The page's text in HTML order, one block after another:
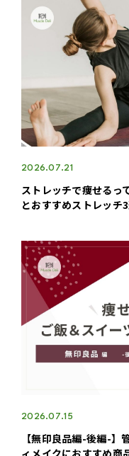
2026.07.21
ストレッチで痩せるっ
とおすすめストレッチ
2026.07.15
【無印良品編-後編-】
ィメイクにおすすめ商